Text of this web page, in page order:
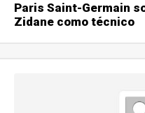
Paris Saint-Germain
Zidane como técnico